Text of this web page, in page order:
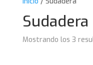
Sudadera
Mostrando los 3